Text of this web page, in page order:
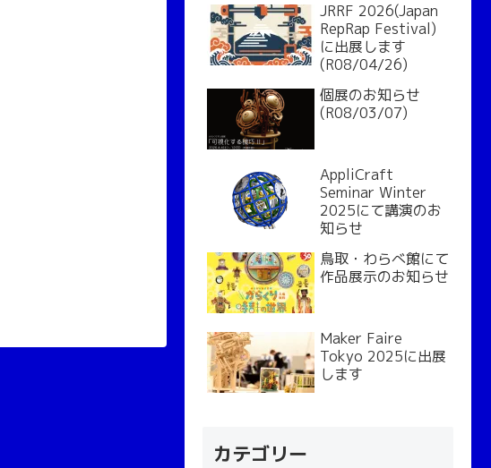
JRRF 2026(Japan
RepRap Festival)
に出展します
(R08/04/26)
個展のお知らせ
(R08/03/07)
AppliCraft
Seminar Winter
2025にて講演のお
知らせ
鳥取・わらべ館にて
作品展示のお知らせ
Maker Faire
Tokyo 2025に出展
します
カテゴリー